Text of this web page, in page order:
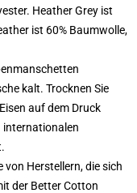
Heather Grey ist
ist 60% Baumwolle,
kalt. Trocknen Sie
auf dem Druck
internationalen
von Herstellern, die sich
der Better Cotton